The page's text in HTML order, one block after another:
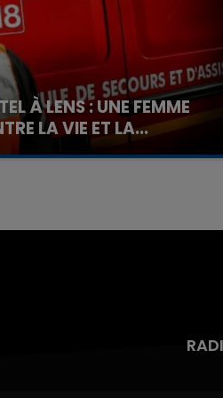
À LENS : UNE FEMME
LA VIE ET LA...
par le feu après avoir